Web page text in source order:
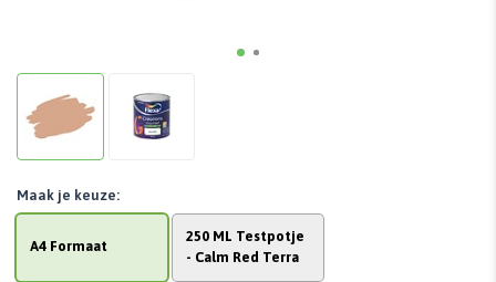
A4 Formaat
250 ML Testpotje
- Calm Red Terra
Maak je keuze: